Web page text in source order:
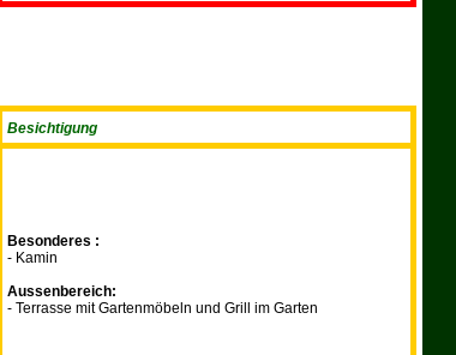
Besichtigung
Besonderes :
- Kamin
Aussenbereich:
- Terrasse mit Gartenmöbeln und Grill im Garten